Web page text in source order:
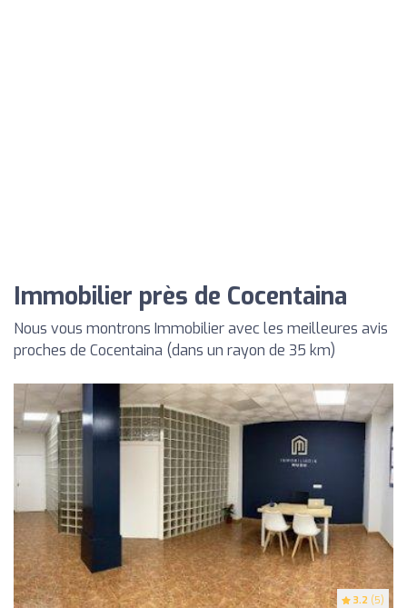
Immobilier près de Cocentaina
Nous vous montrons Immobilier avec les meilleures avis
proches de Cocentaina (dans un rayon de 35 km)
3.2 (5)